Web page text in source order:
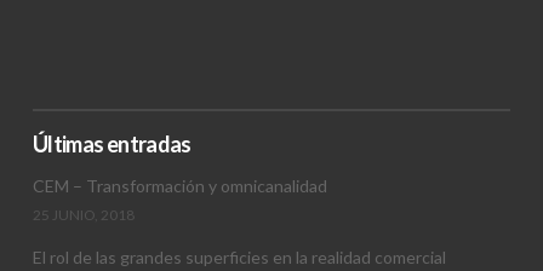
Últimas entradas
CEM – Transformación y omnicanalidad
25 JUNIO, 2018
El rol de las grandes superficies en la realidad comercial